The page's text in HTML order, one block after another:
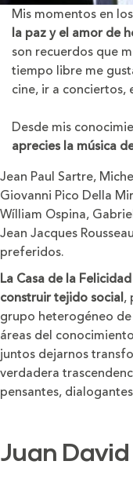
Mis momentos en
la paz y el amor de
son recuerdos que
tiempo libre me
cine, ir a conciertos,
Desde mis
aprecies la música
Jean Paul Sartre,
Giovanni Pico Della
Wílliam Ospina,
Jean Jacques
preferidos.
La Casa de la
construir tejido social,
grupo heterogéneo
áreas del
juntos dejarnos
verdadera
pensantes,
Juan